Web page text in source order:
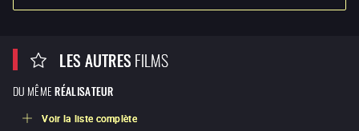
LES AUTRESFILMS
DU MÊME RÉALISATEUR
Voir la liste complète